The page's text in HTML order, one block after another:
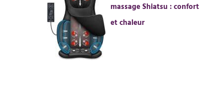
massage Shiatsu : confort
et chaleur